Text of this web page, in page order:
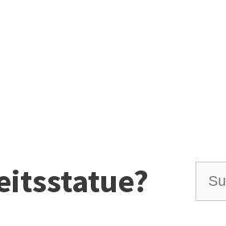
nach: